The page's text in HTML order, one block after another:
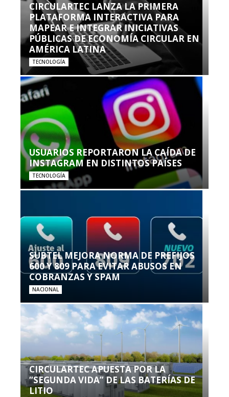
CIRCULARTEC LANZA LA PRIMERA
PLATAFORMA INTERACTIVA PARA
MAPEAR E INTEGRAR INICIATIVAS
PÚBLICAS DE ECONOMÍA CIRCULAR EN
AMÉRICA LATINA
TECNOLOGÍA
USUARIOS REPORTARON LA CAÍDA DE
INSTAGRAM EN DISTINTOS PAÍSES
TECNOLOGÍA
SUBTEL MEJORA NORMA DE PREFIJOS
600 Y 809 PARA EVITAR ABUSOS EN
COBRANZAS Y SPAM
NACIONAL
CIRCULARTEC APUESTA POR LA
“SEGUNDA VIDA” DE LAS BATERÍAS DE
LITIO